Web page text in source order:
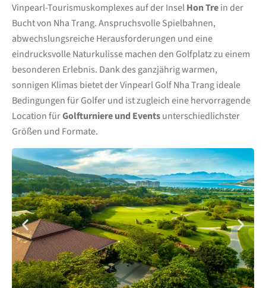
Vinpearl-Tourismuskomplexes auf der InselHon Trein der
Bucht von Nha Trang. Anspruchsvolle Spielbahnen,
abwechslungsreiche Herausforderungen und eine
eindrucksvolle Naturkulisse machen den Golfplatz zu einem
besonderen Erlebnis. Dank des ganzjährig warmen,
sonnigen Klimas bietet der Vinpearl Golf Nha Trang ideale
Bedingungen für Golfer und ist zugleich eine hervorragende
Location fürGolfturniere und Eventsunterschiedlichster
Größen und Formate.